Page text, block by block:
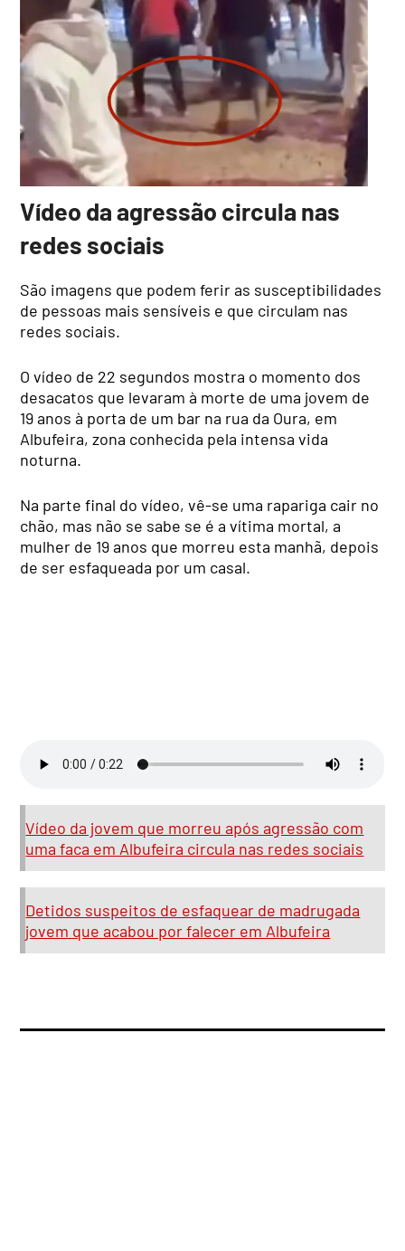
Vídeo da agressão circula nas
redes sociais
São imagens que podem ferir as susceptibilidades
de pessoas mais sensíveis e que circulam nas
redes sociais.
O vídeo de 22 segundos mostra o momento dos
desacatos que levaram à morte de uma jovem de
19 anos à porta de um bar na rua da Oura, em
Albufeira, zona conhecida pela intensa vida
noturna.
Na parte final do vídeo, vê-se uma rapariga cair no
chão, mas não se sabe se é a vítima mortal, a
mulher de 19 anos que morreu esta manhã, depois
de ser esfaqueada por um casal.
Vídeo da jovem que morreu após agressão com
uma faca em Albufeira circula nas redes sociais
Detidos suspeitos de esfaquear de madrugada
jovem que acabou por falecer em Albufeira